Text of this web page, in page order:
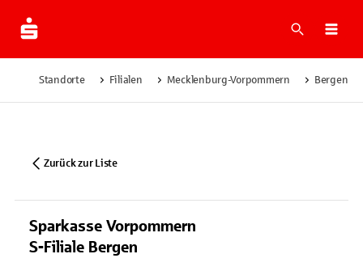
Suche
Standorte Filialen Mecklenburg-Vorpommern Bergen
Zurück zur Liste
Sparkasse Vorpommern
S-Filiale Bergen